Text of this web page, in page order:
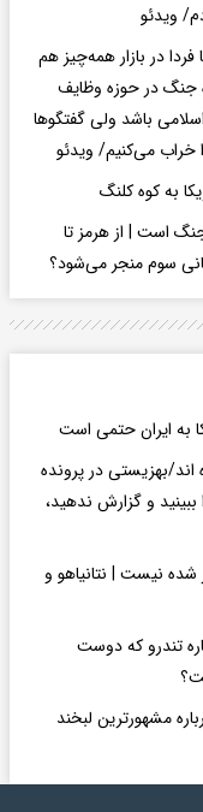
ویدئو
در بازار همه‌چیز هم
جنگ در حوزه وظایف
باشد ولی گفتگوها
خراب می‌کنیم/ ویدئو
به کوه کلنگ
جنگ است | از هرمز تا
سوم منجر می‌شود؟
به ایران حتمی است
اند/بهزیستی در پرونده
و گزارش ندهید،
نیست | نتانیاهو و
تندرو که دوست
مشهورترین لبخند